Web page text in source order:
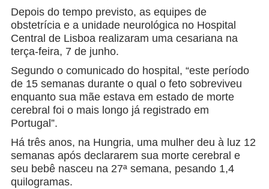
Depois do tempo previsto, as equipes de
obstetrícia e a unidade neurológica no Hospital
Central de Lisboa realizaram uma cesariana na
terça-feira, 7 de junho.
Segundo o comunicado do hospital, “este período
de 15 semanas durante o qual o feto sobreviveu
enquanto sua mãe estava em estado de morte
cerebral foi o mais longo já registrado em
Portugal”.
Há três anos, na Hungria, uma mulher deu à luz 12
semanas após declararem sua morte cerebral e
seu bebê nasceu na 27ª semana, pesando 1,4
quilogramas.